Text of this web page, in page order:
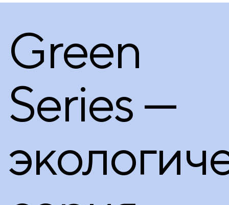
Green
Series —